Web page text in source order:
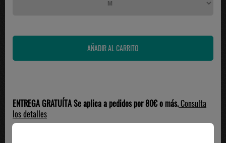
ENTREGA GRATUÍTA Se aplica a pedidos por 80€ o más.Consulta
los detalles
Guía de tallas